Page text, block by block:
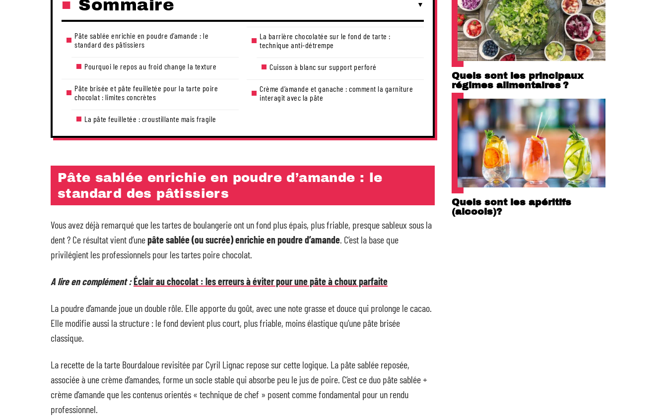
Sommaire
Pâte sablée enrichie en poudre d’amande : le
standard des pâtissiers
Pourquoi le repos au froid change la texture
Pâte brisée et pâte feuilletée pour la tarte poire
chocolat : limites concrètes
La pâte feuilletée : croustillante mais fragile
La barrière chocolatée sur le fond de tarte :
technique anti-détrempe
Cuisson à blanc sur support perforé
Crème d’amande et ganache : comment la garniture
interagit avec la pâte
Pâte sablée enrichie en poudre d’amande : le
standard des pâtissiers
Vous avez déjà remarqué que les tartes de boulangerie ont un fond plus épais, plus friable, presque sableux sous la
dent ? Ce résultat vient d’unepâte sablée (ou sucrée) enrichie en poudre d’amande. C’est la base que
privilégient les professionnels pour les tartes poire chocolat.
A lire en complément :Éclair au chocolat : les erreurs à éviter pour une pâte à choux parfaite
La poudre d’amande joue un double rôle. Elle apporte du goût, avec une note grasse et douce qui prolonge le cacao.
Elle modifie aussi la structure : le fond devient plus court, plus friable, moins élastique qu’une pâte brisée
classique.
La recette de la tarte Bourdaloue revisitée par Cyril Lignac repose sur cette logique. La pâte sablée reposée,
associée à une crème d’amandes, forme un socle stable qui absorbe peu le jus de poire. C’est ce duo pâte sablée +
crème d’amande que les contenus orientés « technique de chef » posent comme fondamental pour un rendu
professionnel.
Quels sont les principaux
régimes alimentaires ?
Quels sont les apéritifs
(alcools)?